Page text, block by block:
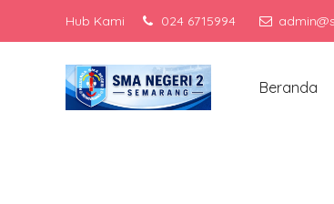
Hub Kami 024 6715994
Beranda